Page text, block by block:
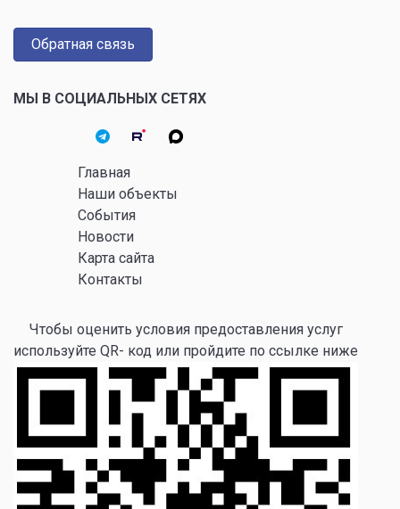
Обратная связь
МЫ В СОЦИАЛЬНЫХ СЕТЯХ
Главная
Наши объекты
События
Новости
Карта сайта
Контакты
Чтобы оценить условия предоставления услуг
используйте QR- код или пройдите по ссылке ниже